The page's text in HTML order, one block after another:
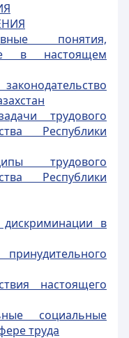
понятия,
в настоящем
трудового
Республики
трудового
Республики
в
настоящего
социальные
труда